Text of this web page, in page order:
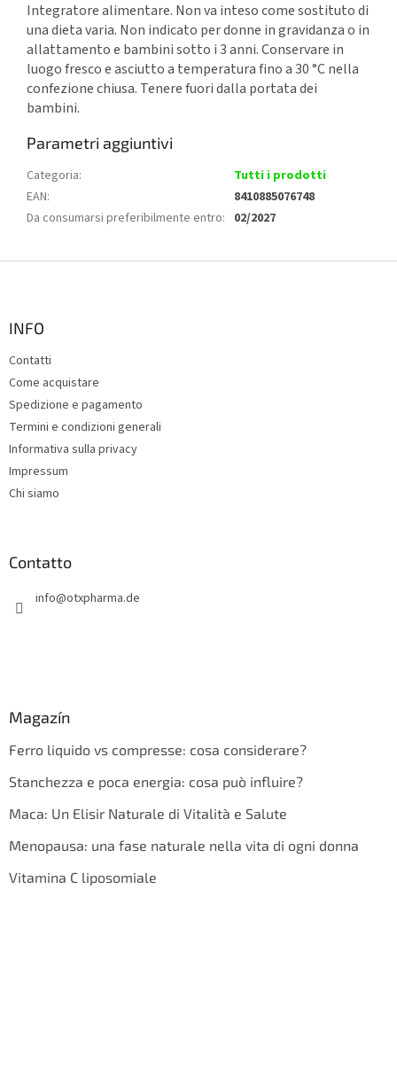
Integratore alimentare. Non va inteso come sostituto di
una dieta varia. Non indicato per donne in gravidanza o in
allattamento e bambini sotto i 3 anni. Conservare in
luogo fresco e asciutto a temperatura fino a 30 °C nella
confezione chiusa. Tenere fuori dalla portata dei
bambini.
Parametri aggiuntivi
Categoria:
Tutti i prodotti
EAN:
8410885076748
Da consumarsi preferibilmente entro: 02/2027
p
n
INFO
Contatti
Come acquistare
Spedizione e pagamento
Termini e condizioni generali
Informativa sulla privacy
Impressum
Chi siamo
Contatto
info@otxpharma.de
Magazín
Ferro liquido vs compresse: cosa considerare?
Stanchezza e poca energia: cosa può influire?
Maca: Un Elisir Naturale di Vitalità e Salute
Menopausa: una fase naturale nella vita di ogni donna
Vitamina C liposomiale